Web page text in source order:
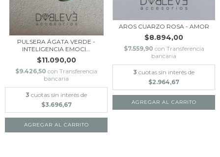
PULSERA ÁGATA VERDE -
INTELIGENCIA EMOCI...
$11.090,00
$9.426,50 con Transferencia
bancaria
3 cuotas sin interés de
$3.696,67
AROS CUARZO ROSA - AMOR
$8.894,00
$7.559,90 con Transferencia
bancaria
3 cuotas sin interés de
$2.964,67